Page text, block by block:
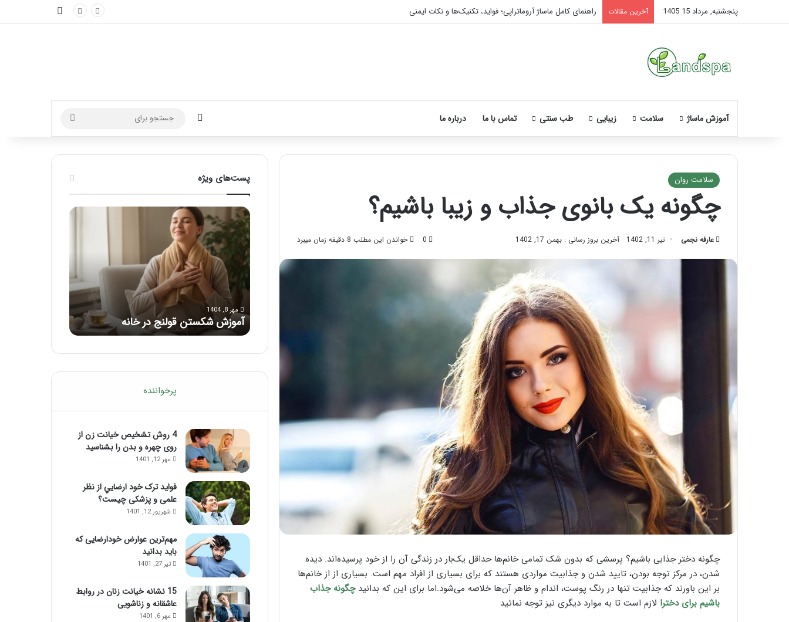
پنجشنبه, مرداد 15 1405 آخرین مقالات راهنمای کامل ماساژ آروماتراپی؛ فواید، تکنیک‌ها و نکات ایمنی
آموزش ماساژ سلامت زیبایی طب سنتی تماس با ما درباره ما تغییر پوسته
برای
سلامت روان
چگونه یک بانوی جذاب و زیبا باشیم؟
عارفه نجمی تیر 11, 1402 آخرین بروز رسانی : بهمن 17, 1402 0 خواندن این مطلب 8 دقیقه زمان میبرد
چگونه دختر جذابی باشیم؟ پرسشی که بدون شک تمامی خانم‌ها حداقل یک‌بار در زندگی آن را از خود پرسیده‌اند. دیده
شدن، در مرکز توجه بودن، تایید شدن و جذابیت مواردی هستند که برای بسیاری از افراد مهم است. بسیاری از از خانم‌ها
بر این باورند که جذابیت تنها در رنگ پوست، اندام و ظاهر آن‌ها خلاصه می‌شود.اما برای این که بدانیدچگونه جذاب
باشیم برای دخترا لازم است تا به موارد دیگری نیز توجه نمائید
پست‌های ویژه
نحوه
صورت
از
نبایدهای
آن!
نحوه ماساژ صورت بعد از تزریق چربی؛
بایدها و نبایدهای آن!
آموزش
قولنج
خانه
آموزش شکستن قولنج در خانه
ماساژ
برای
بهبود
تمرکز
ذهنی؛
با
این
حواس‌جمع
شوید!
مرداد 6, 1404
ماساژ برای بهبود تمرکز ذهنی؛ با این
ماساژ حواس‌جمع شوید!
راهنمای
بعد
از
پرخواننده
4 روش تشخیص خیانت زن از
روی چهره و بدن را بشناسید
مهر 12, 1401
فواید ترک خود ارضايي از نظر
علمی و پزشکی چیست؟
شهریور 12, 1401
مهم‌ترین عوارض خودارضایی که
باید بدانید
تیر 27, 1401
15 نشانه خیانت زنان در روابط
عاشقانه و زناشویی
مهر 6, 1401